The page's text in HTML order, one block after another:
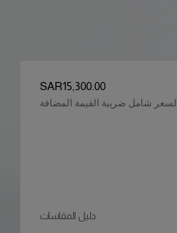
السعر:
SAR‌15,300.00
السعر شامل ضريبة القيمة المضافة
دليل المقاسات